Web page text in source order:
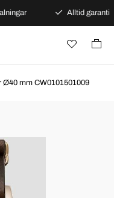
Alltid garanti
Ø40 mm CW0101501009